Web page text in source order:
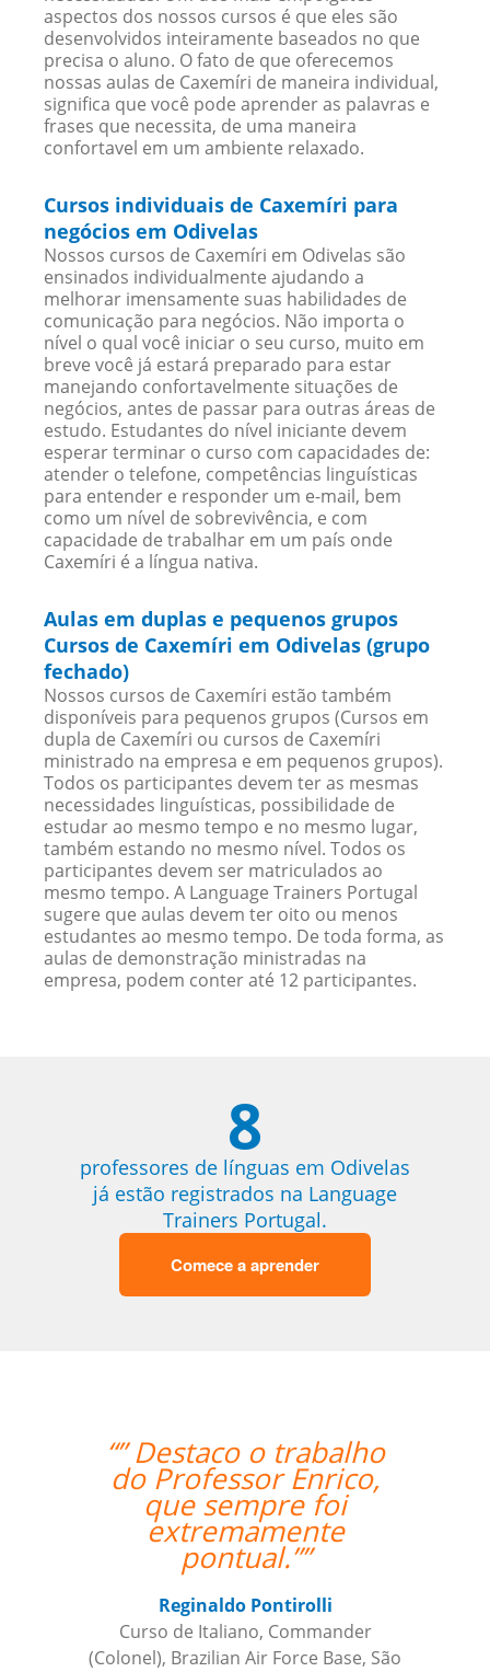
aspectos dos nossos cursos é que eles são
desenvolvidos inteiramente baseados no que
precisa o aluno. O fato de que oferecemos
nossas aulas de Caxemíri de maneira individual,
significa que você pode aprender as palavras e
frases que necessita, de uma maneira
confortavel em um ambiente relaxado.
Cursos individuais de Caxemíri para
negócios em Odivelas
Nossos cursos de Caxemíri em Odivelas são
ensinados individualmente ajudando a
melhorar imensamente suas habilidades de
comunicação para negócios. Não importa o
nível o qual você iniciar o seu curso, muito em
breve você já estará preparado para estar
manejando confortavelmente situações de
negócios, antes de passar para outras áreas de
estudo. Estudantes do nível iniciante devem
esperar terminar o curso com capacidades de:
atender o telefone, competências linguísticas
para entender e responder um e-mail, bem
como um nível de sobrevivência, e com
capacidade de trabalhar em um país onde
Caxemíri é a língua nativa.
Aulas em duplas e pequenos grupos
Cursos de Caxemíri em Odivelas (grupo
fechado)
Nossos cursos de Caxemíri estão também
disponíveis para pequenos grupos (Cursos em
dupla de Caxemíri ou cursos de Caxemíri
ministrado na empresa e em pequenos grupos).
Todos os participantes devem ter as mesmas
necessidades linguísticas, possibilidade de
estudar ao mesmo tempo e no mesmo lugar,
também estando no mesmo nível. Todos os
participantes devem ser matriculados ao
mesmo tempo. A Language Trainers Portugal
sugere que aulas devem ter oito ou menos
estudantes ao mesmo tempo. De toda forma, as
aulas de demonstração ministradas na
empresa, podem conter até 12 participantes.
8
professores de línguas em Odivelas
já estão registrados na Language
Trainers Portugal.
Comece a aprender
“” Destaco o trabalho
do Professor Enrico,
que sempre foi
extremamente
pontual.””
Reginaldo Pontirolli
Curso de Italiano, Commander
(Colonel), Brazilian Air Force Base, São